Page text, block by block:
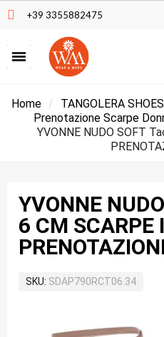
+39 3355882475
Home TANGOLERA SHOES
Prenotazione Scarpe
YVONNE NUDO SOFT
YVONNE
6 CM SCARPE
SKU SDAP790RCT06.34